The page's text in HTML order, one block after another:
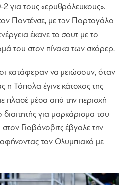
για τους «ερυθρόλευκους».
Ποντένσε, με τον Πορτογάλο
έκανε το σουτ με το
του στον πίνακα των σκόρερ.
κατάφεραν να μειώσουν, όταν
η Τόπολα έγινε κάτοχος της
πλασέ μέσα από την περιοχή
για μαρκάρισμα του
Γιοβάνοβιτς έβγαλε την
τον Ολυμπιακό με